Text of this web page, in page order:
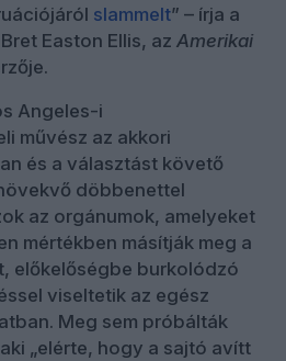
slammelt” – írja a
Easton Ellis, az Amerikai
Angeles-i
művész az akkori
és a választást követő
döbbenettel
az orgánumok, amelyeket
mértékben másítják meg a
előkelőségbe burkolódzó
viseltetik az egész
Meg sem próbálták
„elérte, hogy a sajtó avítt